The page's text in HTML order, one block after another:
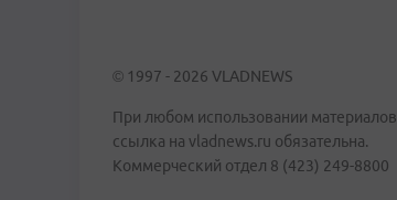
© 1997 - 2026 VLADNEWS
При любом использовании материалов
ссылка на vladnews.ru обязательна.
Коммерческий отдел 8 (423) 249-8800